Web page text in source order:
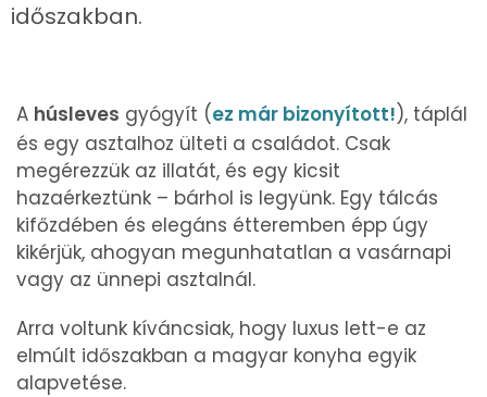
időszakban.
A húsleves gyógyít (ez már bizonyított!), táplál
és egy asztalhoz ülteti a családot. Csak
megérezzük az illatát, és egy kicsit
hazaérkeztünk – bárhol is legyünk. Egy tálcás
kifőzdében és elegáns étteremben épp úgy
kikérjük, ahogyan megunhatatlan a vasárnapi
vagy az ünnepi asztalnál.
Arra voltunk kíváncsiak, hogy luxus lett-e az
elmúlt időszakban a magyar konyha egyik
alapvetése.